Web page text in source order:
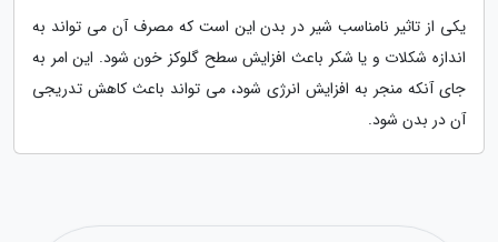
یکی از تاثیر نامناسب شیر در بدن این است که مصرف آن می تواند به
اندازه شکلات و یا شکر باعث افزایش سطح گلوکز خون شود. این امر به
جای آنکه منجر به افزایش انرژی شود، می تواند باعث کاهش تدریجی
آن در بدن شود.